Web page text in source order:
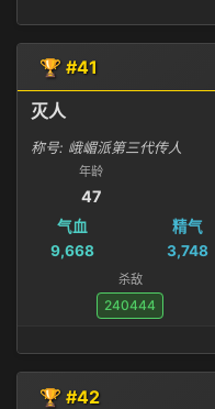
🏆 #41
灭人
称号: 峨嵋派第三代传人
年龄
47
气血
9,668
精气
3,748
杀敌
240444
🏆 #42